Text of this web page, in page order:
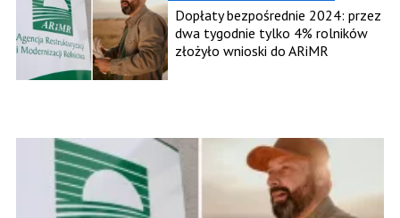
Dopłaty bezpośrednie 2024: przez
dwa tygodnie tylko 4% rolników
złożyło wnioski do ARiMR